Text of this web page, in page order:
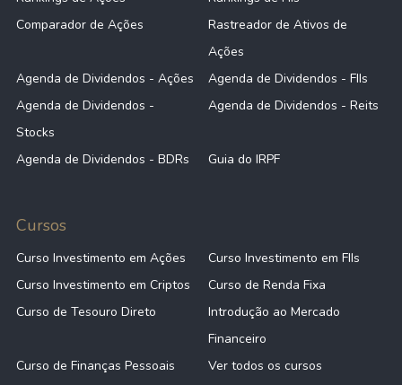
Comparador de Ações
Rastreador de Ativos de
Ações
Agenda de Dividendos - Ações
Agenda de Dividendos - FIIs
Agenda de Dividendos -
Stocks
Agenda de Dividendos - Reits
Agenda de Dividendos - BDRs Guia do IRPF
Cursos
Curso Investimento em Ações
Curso Investimento em FIIs
Curso Investimento em Criptos
Curso de Renda Fixa
Curso de Tesouro Direto
Introdução ao Mercado
Financeiro
Curso de Finanças Pessoais
Ver todos os cursos